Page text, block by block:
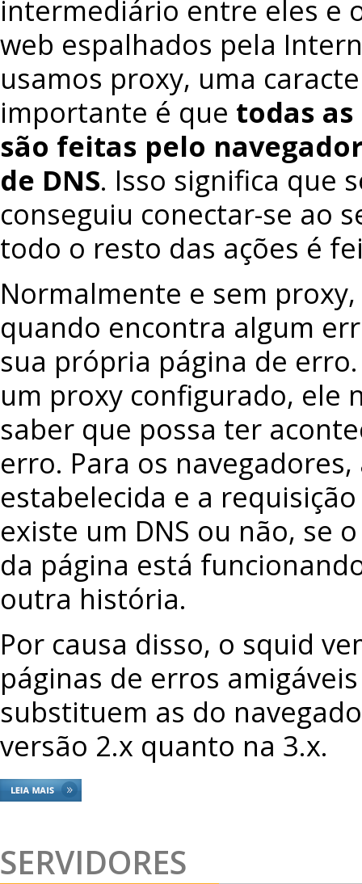
intermediário entre eles e
web espalhados pela
usamos proxy, uma
importante é que todas
são feitas pelo
de DNS. Isso significa que
conseguiu conectar-se ao
todo o resto das ações é
Normalmente e sem
quando encontra algum
sua própria página de
um proxy configurado, ele
saber que possa ter
erro. Para os
estabelecida e a
existe um DNS ou não, se
da página está
outra história.
Por causa disso, o squid
páginas de erros
substituem as do
versão 2.x quanto na 3.x.
SERVIDORES